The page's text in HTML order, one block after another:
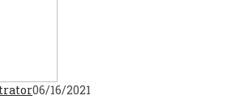
06/16/2021